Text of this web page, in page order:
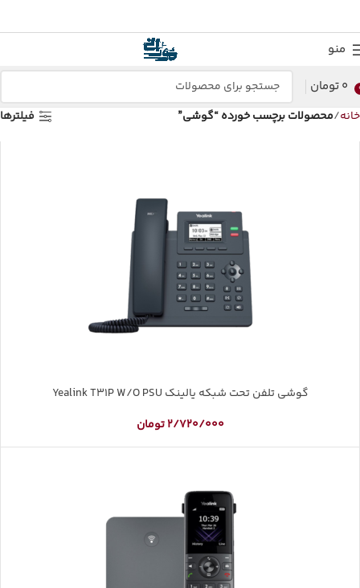
منو
0تومان
خانه محصولات برچسب خورده “گوشی” فیلترها
گوشی تلفن تحت شبکه یالینک Yealink T31P W/O PSU
2/720/000 تومان